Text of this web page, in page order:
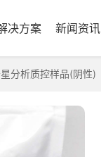
决方案 新闻资讯
分析质控样品(阴性)